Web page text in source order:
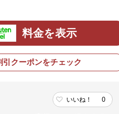
料金を表示
引クーポンをチェック
いいね！ 0